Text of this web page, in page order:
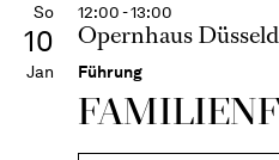
So
10
Jan
12:00 - 13:00
Opernhaus
Führung